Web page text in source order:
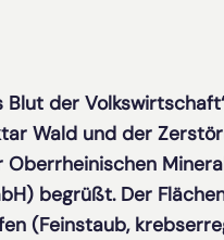
Blut der
Wald und der
Oberrheinischen
begrüßt. Der
(Feinstaub,